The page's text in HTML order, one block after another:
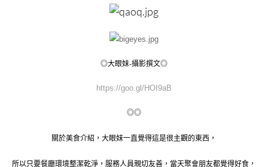
◎大眼妹-攝影撰文◎
https://goo.gl/HOI9aB
◎◎
關於美食介紹，大眼妹一直覺得這是很主觀的東西，
所以只要餐廳環境整潔乾淨，服務人員親切友善，當天聚會朋友都覺得好食，